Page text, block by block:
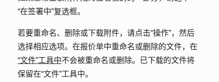
“在签署中”复选框。
若要重命名、删除或下载附件，请点击“操作”，然后
选择相应选项。在报价单中重命名或删除的文件，在
“文件”工具中不会被重命名或删除。已下载的文件将
保留在“文件”工具中。